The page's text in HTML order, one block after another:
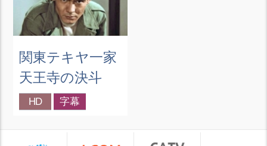
関東テキヤ一家
天王寺の決斗
HD 字幕